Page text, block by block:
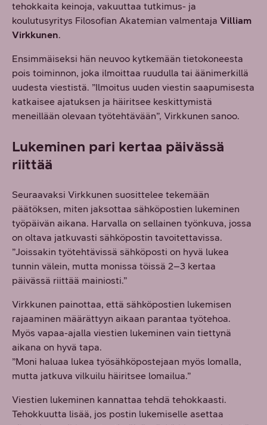
tehokkaita keinoja, vakuuttaa tutkimus- ja
koulutusyritys Filosofian Akatemian valmentaja Villiam
Virkkunen.
Ensimmäiseksi hän neuvoo kytkemään tietokoneesta
pois toiminnon, joka ilmoittaa ruudulla tai äänimerkillä
uudesta viestistä. ”Ilmoitus uuden viestin saapumisesta
katkaisee ajatuksen ja häiritsee keskittymistä
meneillään olevaan työtehtävään”, Virkkunen sanoo.
Lukeminen pari kertaa päivässä
riittää
Seuraavaksi Virkkunen suosittelee tekemään
päätöksen, miten jaksottaa sähköpostien lukeminen
työpäivän aikana. Harvalla on sellainen työnkuva, jossa
on oltava jatkuvasti sähköpostin tavoitettavissa.
”Joissakin työtehtävissä sähköposti on hyvä lukea
tunnin välein, mutta monissa töissä 2–3 kertaa
päivässä riittää mainiosti.”
Virkkunen painottaa, että sähköpostien lukemisen
rajaaminen määrättyyn aikaan parantaa työtehoa.
Myös vapaa-ajalla viestien lukeminen vain tiettynä
aikana on hyvä tapa.
”Moni haluaa lukea työsähköpostejaan myös lomalla,
mutta jatkuva vilkuilu häiritsee lomailua.”
Viestien lukeminen kannattaa tehdä tehokkaasti.
Tehokkuutta lisää, jos postin lukemiselle asettaa